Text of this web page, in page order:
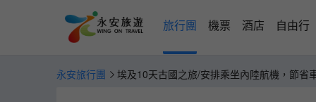
旅行團 機票 酒店 自由行
永安旅行團
埃及10天古國之旅/安排乘坐內陸航機，節省